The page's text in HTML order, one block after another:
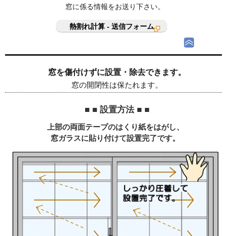
窓に係る情報をお送り下さい。
熱割れ計算 - 送信フォーム
窓を傷付けずに設置・除去できます。
窓の開閉性は保たれます。
■ ■ 設置方法 ■ ■
上部の両面テープのはくり紙をはがし、
窓ガラスに貼り付けて設置完了です。